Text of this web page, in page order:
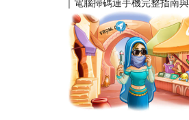
｜電腦掃碼連手機完整指南
析